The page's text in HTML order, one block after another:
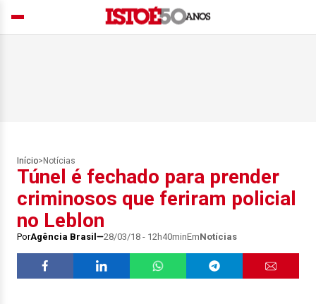
Início> Notícias
Túnel é fechado para prender
criminosos que feriram policial
no Leblon
PorAgência Brasil 28/03/18 - 12h40minEmNotícias